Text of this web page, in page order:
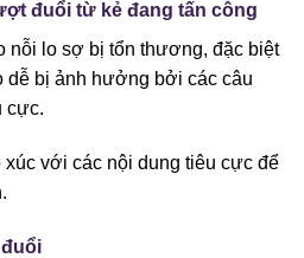
đuổi từ kẻ đang tấn công
nỗi lo sợ bị tổn thương, đặc biệt
dễ bị ảnh hưởng bởi các câu
cực.
xúc với các nội dung tiêu cực để